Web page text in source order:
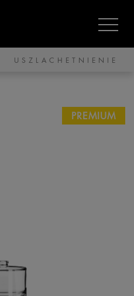
USZLACHETNIENIE
PREMIUM